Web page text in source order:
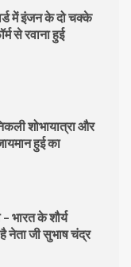
में इंजन के दो चक्के
से रवाना हुई
शोभायात्रा और
हुई का
भारत के शौर्य
नेता जी सुभाष चंद्र